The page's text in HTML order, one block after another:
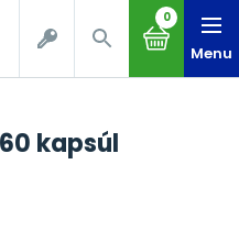
0
Menu
kapsúl